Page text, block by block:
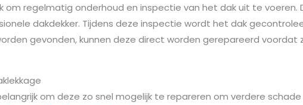
om regelmatig onderhoud en inspectie van het dak uit te voeren.
dakdekker. Tijdens deze inspectie wordt het dak
gevonden, kunnen deze direct worden gerepareerd
om deze zo snel mogelijk te repareren om verdere